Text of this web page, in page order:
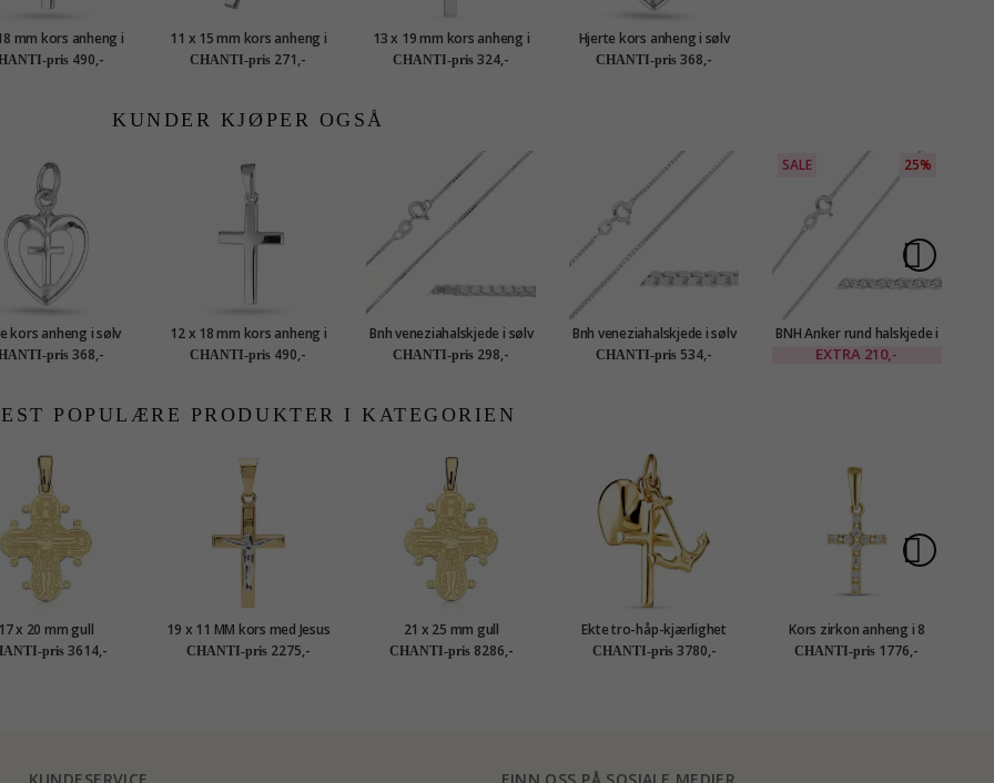
mm kors anheng i
sølv - Amoré
pris 490,-
11 x 15 mm kors anheng i
sølv
CHANTI-pris 271,-
13 x 19 mm kors anheng i
sølv
CHANTI-pris 324,-
Hjerte kors anheng i sølv
CHANTI-pris 368,-
KUNDER KJØPER OGSÅ
kors anheng i sølv
pris 368,-
12 x 18 mm kors anheng i
sølv - Amoré
CHANTI-pris 490,-
Bnh veneziahalskjede i sølv
40 cm x 0,8 mm
CHANTI-pris 298,-
Bnh veneziahalskjede i sølv
42 cm x 1,2 mm
CHANTI-pris 534,-
SALE 25%
BNH Anker rund halskjede i
sølv 38 cm x 1,1 mm
EXTRA 210,-
POPULÆRE PRODUKTER I KATEGORIEN
x 20 mm gull
i 8 karat -
Amoré
pris 3614,-
19 x 11 MM kors med Jesus
anheng i 9 karat gull og
hvitt gull
CHANTI-pris 2275,-
21 x 25 mm gull
dagmarkors i 14 karat gull
- Amoré
CHANTI-pris 8286,-
Ekte tro-håp-kjærlighet
anheng i 9 karat gull -
Amoré
CHANTI-pris 3780,-
Kors zirkon anheng i 8
karat - Amoré
CHANTI-pris 1776,-